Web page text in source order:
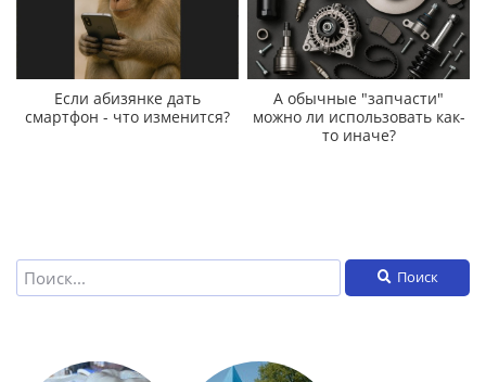
Если абизянке дать
смартфон - что изменится?
А обычные "запчасти"
можно ли использовать как-
то иначе?
Поиск